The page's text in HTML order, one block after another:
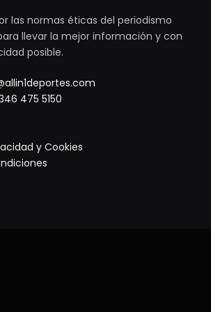
las normas éticas del periodismo
llevar la mejor información y con
posible.
475 5150
y Cookies